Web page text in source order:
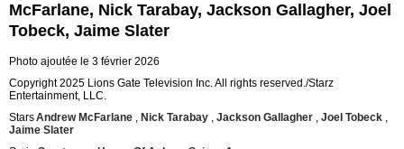
McFarlane, Nick Tarabay, Jackson Gallagher, Joel
Tobeck, Jaime Slater
Photo ajoutée le 3 février 2026
Copyright 2025 Lions Gate Television Inc. All rights reserved./Starz
Entertainment, LLC.
StarsAndrew McFarlane , Nick Tarabay , Jackson Gallagher , Joel Tobeck ,
Jaime Slater